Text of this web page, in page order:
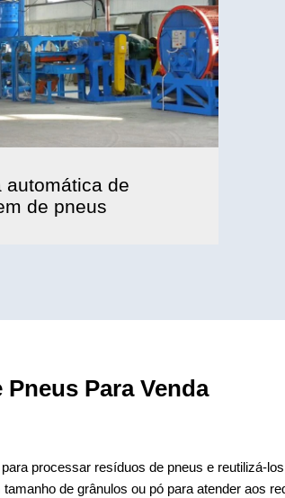
automática de
de pneus
Para Venda
processar resíduos de pneus e reutilizá-
de grânulos ou pó para atender aos